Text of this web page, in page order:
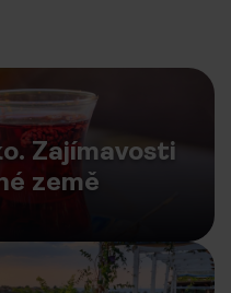
Zajímavosti
země